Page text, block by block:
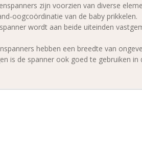
zijn voorzien van diverse
oogcoördinatie van de baby prikkelen.
wordt aan beide uiteinden
hebben een breedte van
is de spanner ook goed te gebruiken